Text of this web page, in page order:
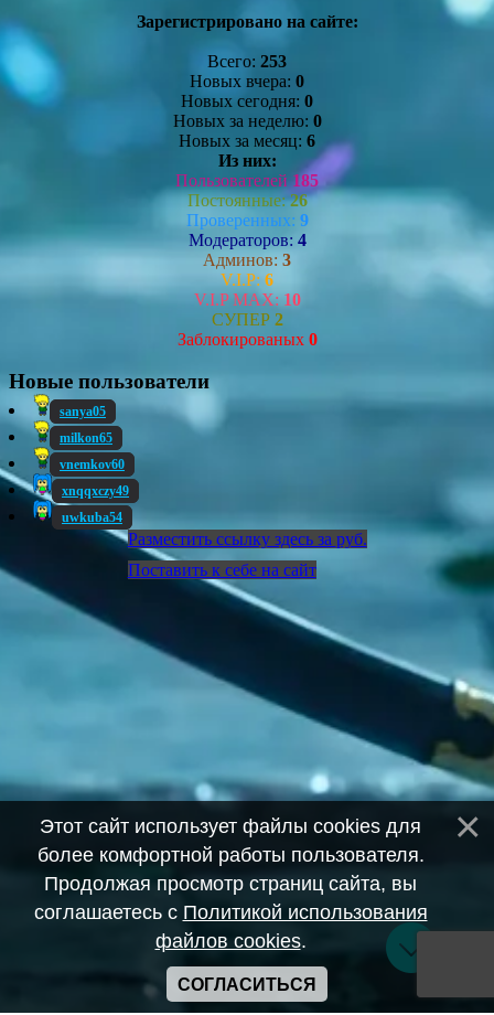
Зарегистрировано на сайте:
Всего: 253
Новых вчера: 0
Новых сегодня: 0
Новых за неделю: 0
Новых за месяц: 6
Из них:
Пользователей185
Постоянные:26
Проверенных: 9
Модераторов: 4
Админов: 3
V.I.P: 6
V.I.P MAX: 10
СУПЕР 2
Заблокированых 0
Новые пользователи
sanya05
milkon65
vnemkov60
xnqqxczy49
uwkuba54
Разместить ссылку здесь за руб.
Поставить к себе на сайт
Этот сайт использует файлы cookies для
более комфортной работы пользователя.
Продолжая просмотр страниц сайта, вы
соглашаетесь с Политикой использования
файлов cookies.
СОГЛАСИТЬСЯ